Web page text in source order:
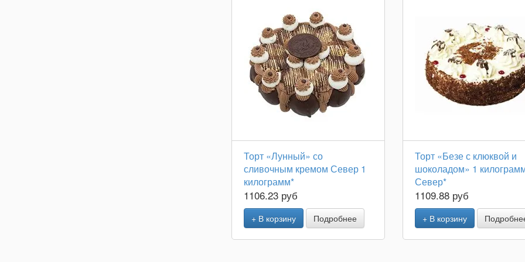
Торт «Лунный» со
сливочным кремом Север 1
килограмм*
1106.23 руб
+ В корзину Подробнее
Торт «Безе с клюквой и
шоколадом» 1
Север*
1109.88 руб
+ В корзину